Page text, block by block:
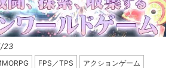
23
FPS／TPS アクションゲーム